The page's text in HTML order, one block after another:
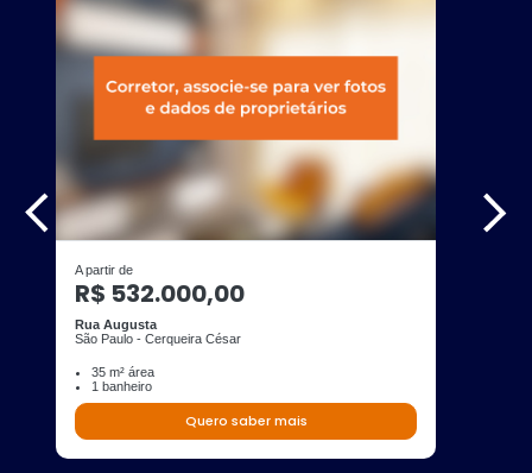
A partir de
R$ 532.000,00
Rua Augusta
São Paulo - Cerqueira César
35 m² área
1 banheiro
Quero saber mais